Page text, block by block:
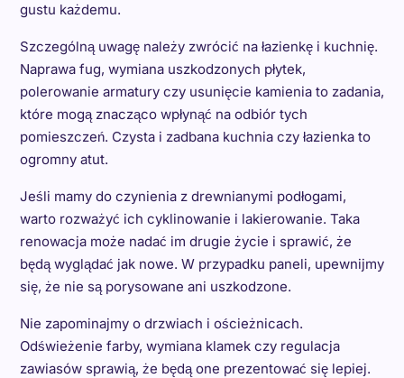
gustu każdemu.
Szczególną uwagę należy zwrócić na łazienkę i kuchnię.
Naprawa fug, wymiana uszkodzonych płytek,
polerowanie armatury czy usunięcie kamienia to zadania,
które mogą znacząco wpłynąć na odbiór tych
pomieszczeń. Czysta i zadbana kuchnia czy łazienka to
ogromny atut.
Jeśli mamy do czynienia z drewnianymi podłogami,
warto rozważyć ich cyklinowanie i lakierowanie. Taka
renowacja może nadać im drugie życie i sprawić, że
będą wyglądać jak nowe. W przypadku paneli, upewnijmy
się, że nie są porysowane ani uszkodzone.
Nie zapominajmy o drzwiach i ościeżnicach.
Odświeżenie farby, wymiana klamek czy regulacja
zawiasów sprawią, że będą one prezentować się lepiej.